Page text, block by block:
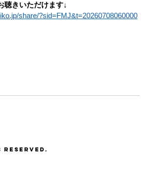
聴きいただけます↓
share/?sid=FMJ&t=20260708060000
Reserved.